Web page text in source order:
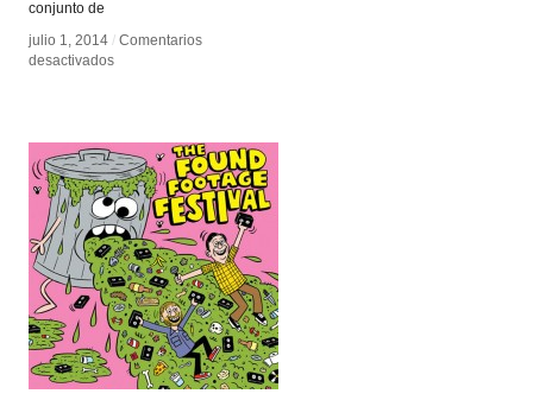
conjunto de
julio 1, 2014 / Comentarios
desactivadosen
julio 1, 2014 / Comentarios
desactivadosen